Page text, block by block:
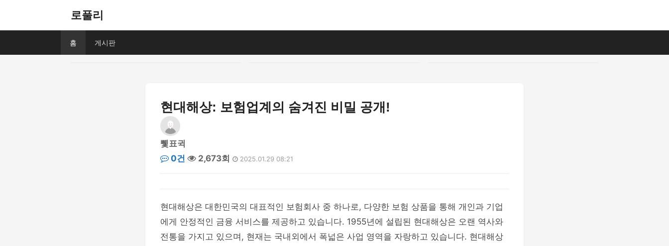
로풀리
홈 게시판
현대해상: 보험업계의 숨겨진 비밀 공개!
쀛표귁
0건
2,673회 2025.01.29 08:21
현대해상은 대한민국의 대표적인 보험회사 중 하나로, 다양한 보험 상품을 통해 개인과 기업
에게 안정적인 금융 서비스를 제공하고 있습니다. 1955년에 설립된 현대해상은 오랜 역사와
전통을 가지고 있으며, 현재는 국내외에서 폭넓은 사업 영역을 자랑하고 있습니다. 현대해상